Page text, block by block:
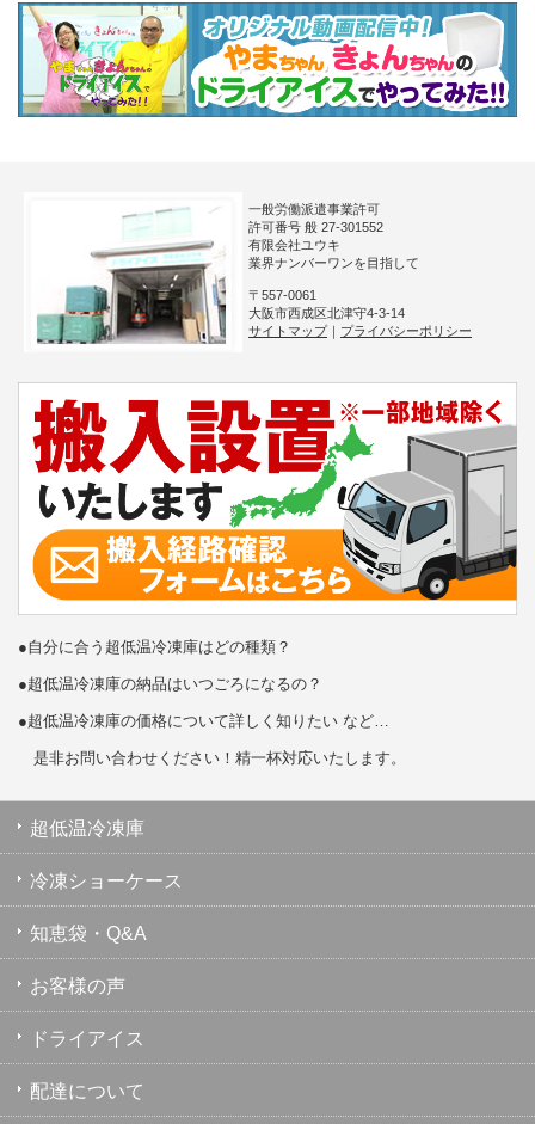
一般労働派遣事業許可
許可番号 般 27-301552
有限会社ユウキ
業界ナンバーワンを目指して
〒557-0061
大阪市西成区北津守4-3-14
サイトマップ
プライバシーポリシー
●自分に合う超低温冷凍庫はどの種類？
●超低温冷凍庫の納品はいつごろになるの？
●超低温冷凍庫の価格について詳しく知りたい など…
是非お問い合わせください！精一杯対応いたします。
超低温冷凍庫
冷凍ショーケース
知恵袋・Q&A
お客様の声
ドライアイス
配達について